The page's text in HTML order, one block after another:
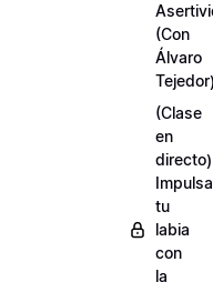
(Con
Álvaro
(Clase
en
directo)
Impulsa
tu
labia
con
la